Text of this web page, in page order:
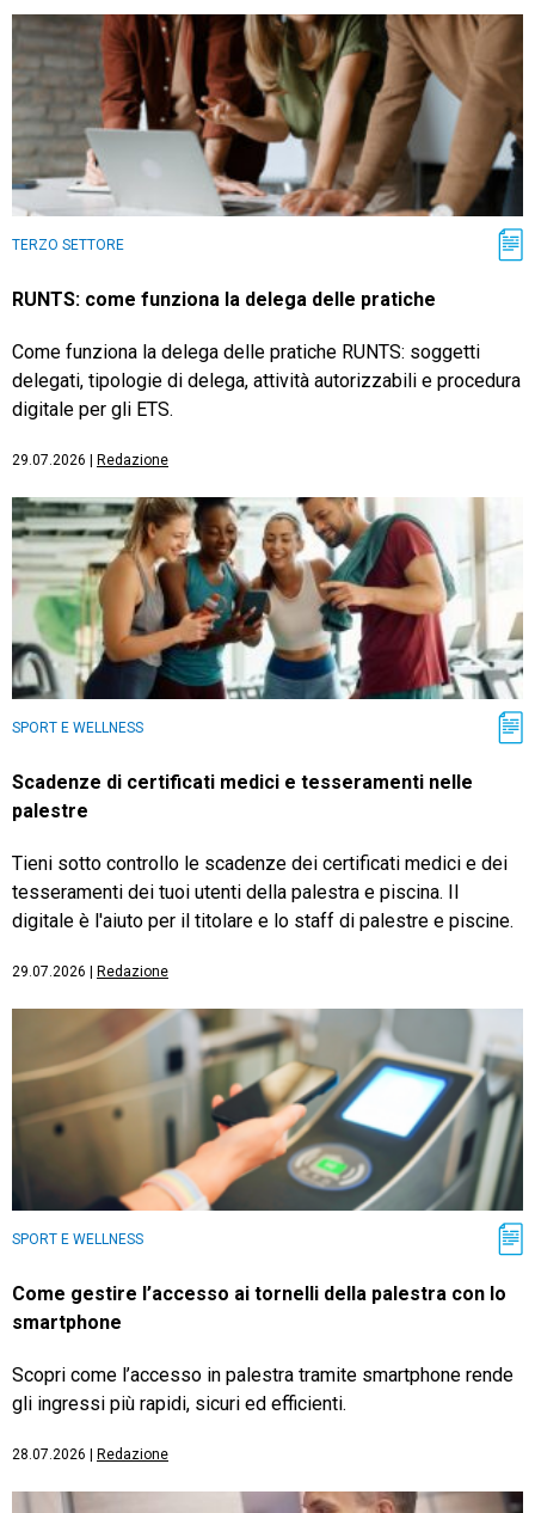
TERZO SETTORE
RUNTS: come funziona la delega delle pratiche
Come funziona la delega delle pratiche RUNTS: soggetti
delegati, tipologie di delega, attività autorizzabili e procedura
digitale per gli ETS.
29.07.2026 Redazione
SPORT E WELLNESS
Scadenze di certificati medici e tesseramenti nelle
palestre
Tieni sotto controllo le scadenze dei certificati medici e dei
tesseramenti dei tuoi utenti della palestra e piscina. Il
digitale è l'aiuto per il titolare e lo staff di palestre e piscine.
29.07.2026 Redazione
SPORT E WELLNESS
Come gestire l’accesso ai tornelli della palestra con lo
smartphone
Scopri come l’accesso in palestra tramite smartphone rende
gli ingressi più rapidi, sicuri ed efficienti.
28.07.2026 Redazione